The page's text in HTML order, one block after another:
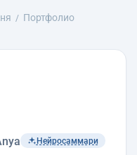
Портфолио
Нейросаммари